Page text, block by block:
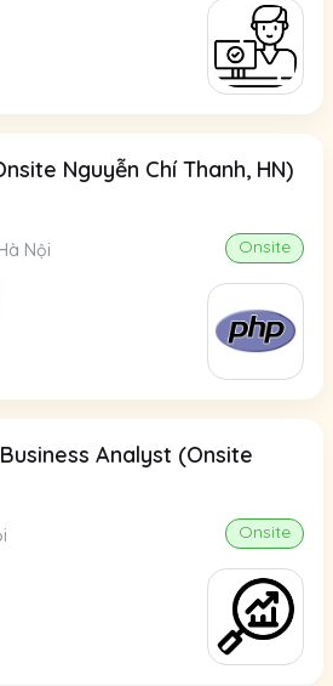
Nguyễn Chí Thanh, HN)
Nội Onsite
Analyst (Onsite
Onsite